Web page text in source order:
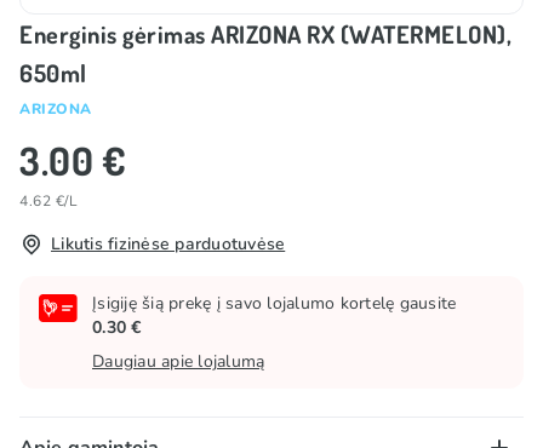
Energinis gėrimas ARIZONA RX (WATERMELON),
650ml
ARIZONA
3.00 €
4.62 €/L
Likutis fizinėse parduotuvėse
Įsigiję šią prekę į savo lojalumo kortelę gausite
0.30 €
Daugiau apie lojalumą